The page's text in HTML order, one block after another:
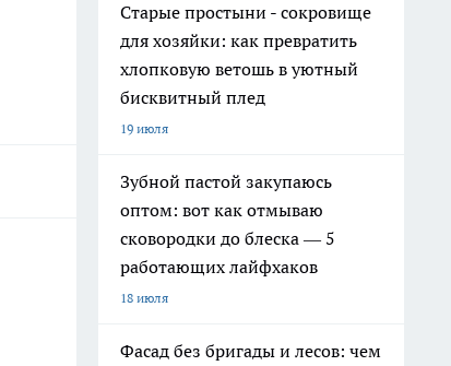
Старые простыни - сокровище
для хозяйки: как превратить
хлопковую ветошь в уютный
бисквитный плед
19 июля
Зубной пастой закупаюсь
оптом: вот как отмываю
сковородки до блеска — 5
работающих лайфхаков
18 июля
Фасад без бригады и лесов: чем